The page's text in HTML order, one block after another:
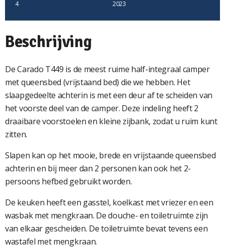
4
2023
Beschrijving
De Carado T449 is de meest ruime half-integraal camper
met queensbed (vrijstaand bed) die we hebben. Het
slaapgedeelte achterin is met een deur af te scheiden van
het voorste deel van de camper. Deze indeling heeft 2
draaibare voorstoelen en kleine zijbank, zodat u ruim kunt
zitten.
Slapen kan op het mooie, brede en vrijstaande queensbed
achterin en bij meer dan 2 personen kan ook het 2-
persoons hefbed gebruikt worden.
De keuken heeft een gasstel, koelkast met vriezer en een
wasbak met mengkraan. De douche- en toiletruimte zijn
van elkaar gescheiden. De toiletruimte bevat tevens een
wastafel met mengkraan.